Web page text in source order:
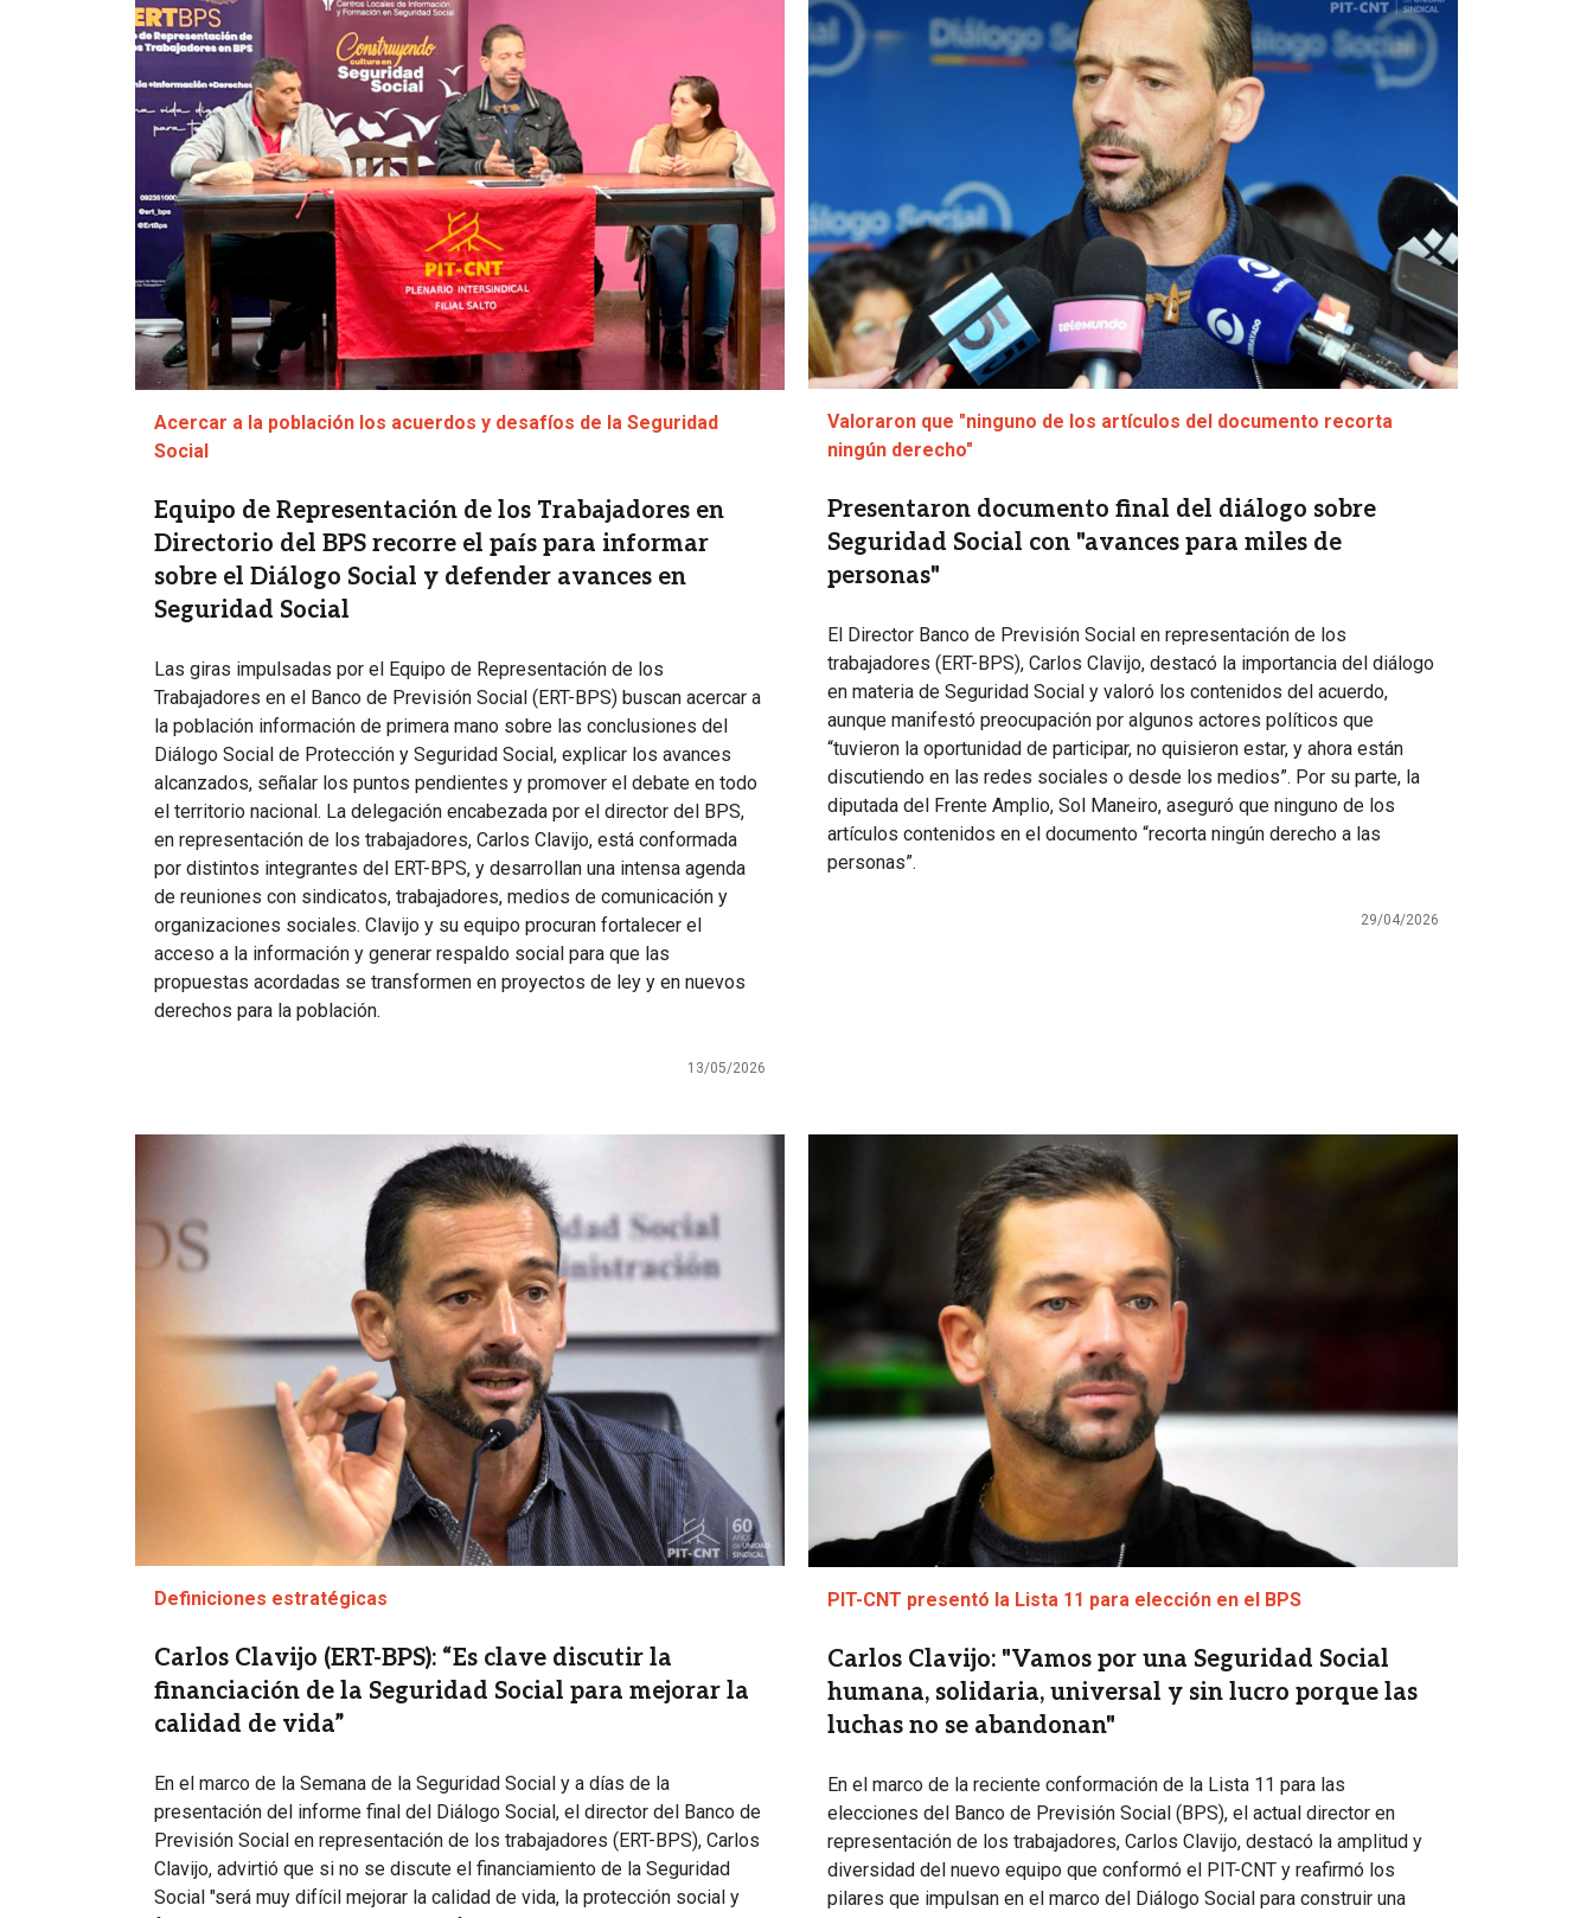
Acercar a la población los acuerdos y desafíos de la Seguridad
Social
Equipo de Representación de los Trabajadores en
Directorio del BPS recorre el país para informar
sobre el Diálogo Social y defender avances en
Seguridad Social
Las giras impulsadas por el Equipo de Representación de los
Trabajadores en el Banco de Previsión Social (ERT-BPS) buscan acercar a
la población información de primera mano sobre las conclusiones del
Diálogo Social de Protección y Seguridad Social, explicar los avances
alcanzados, señalar los puntos pendientes y promover el debate en todo
el territorio nacional. La delegación encabezada por el director del BPS,
en representación de los trabajadores, Carlos Clavijo, está conformada
por distintos integrantes del ERT-BPS, y desarrollan una intensa agenda
de reuniones con sindicatos, trabajadores, medios de comunicación y
organizaciones sociales. Clavijo y su equipo procuran fortalecer el
acceso a la información y generar respaldo social para que las
propuestas acordadas se transformen en proyectos de ley y en nuevos
derechos para la población.
13/05/2026
Valoraron que "ninguno de los artículos del documento recorta
ningún derecho"
Presentaron documento final del diálogo sobre
Seguridad Social con "avances para miles de
personas"
El Director Banco de Previsión Social en representación de los
trabajadores (ERT-BPS), Carlos Clavijo, destacó la importancia del diálogo
en materia de Seguridad Social y valoró los contenidos del acuerdo,
aunque manifestó preocupación por algunos actores políticos que
“tuvieron la oportunidad de participar, no quisieron estar, y ahora están
discutiendo en las redes sociales o desde los medios”. Por su parte, la
diputada del Frente Amplio, Sol Maneiro, aseguró que ninguno de los
artículos contenidos en el documento “recorta ningún derecho a las
personas”.
29/04/2026
Definiciones estratégicas
Carlos Clavijo (ERT-BPS): “Es clave discutir la
financiación de la Seguridad Social para mejorar la
calidad de vida”
En el marco de la Semana de la Seguridad Social y a días de la
presentación del informe final del Diálogo Social, el director del Banco de
Previsión Social en representación de los trabajadores (ERT-BPS), Carlos
Clavijo, advirtió que si no se discute el financiamiento de la Seguridad
Social "será muy difícil mejorar la calidad de vida, la protección social y
PIT-CNT presentó la Lista 11 para elección en el BPS
Carlos Clavijo: "Vamos por una Seguridad Social
humana, solidaria, universal y sin lucro porque las
luchas no se abandonan"
En el marco de la reciente conformación de la Lista 11 para las
elecciones del Banco de Previsión Social (BPS), el actual director en
representación de los trabajadores, Carlos Clavijo, destacó la amplitud y
diversidad del nuevo equipo que conformó el PIT-CNT y reafirmó los
pilares que impulsan en el marco del Diálogo Social para construir una